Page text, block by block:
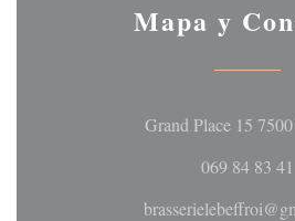
Mapa y
Grand Place 15
069 84 83 41